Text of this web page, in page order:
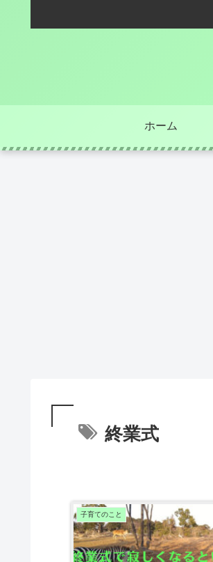
ホーム
終業式
子育てのこと